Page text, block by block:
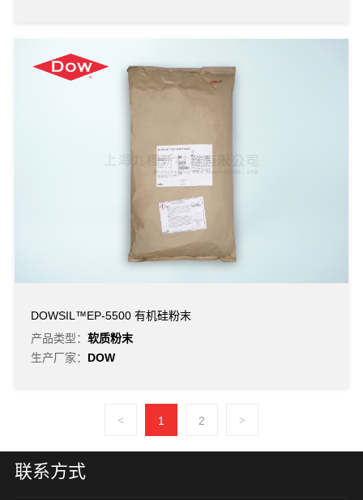
DOWSIL™EP-5500 有机硅粉末
产品类型： 软质粉末
生产厂家： DOW
< 1 2 >
联系方式